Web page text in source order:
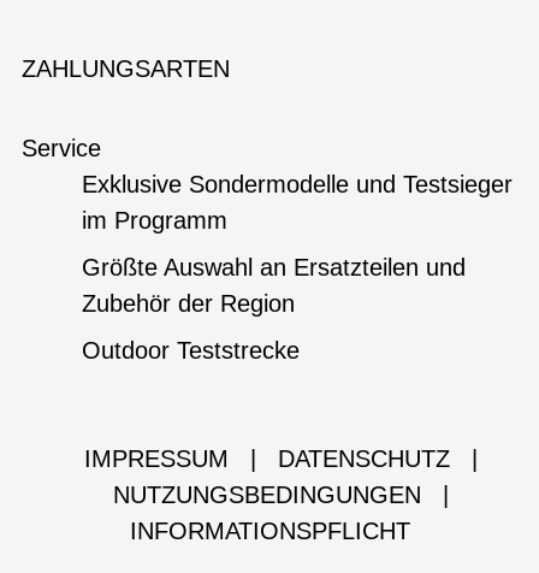
ZAHLUNGSARTEN
Service
Exklusive Sondermodelle und Testsieger
im Programm
Größte Auswahl an Ersatzteilen und
Zubehör der Region
Outdoor Teststrecke
IMPRESSUM DATENSCHUTZ
NUTZUNGSBEDINGUNGEN
INFORMATIONSPFLICHT